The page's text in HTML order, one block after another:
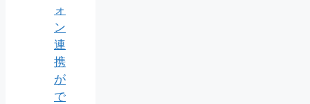
ォ
ン
連
携
が
で